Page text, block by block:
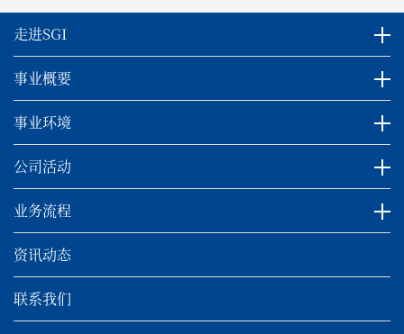
走进SGI
事业概要
事业环境
公司活动
业务流程
资讯动态
联系我们